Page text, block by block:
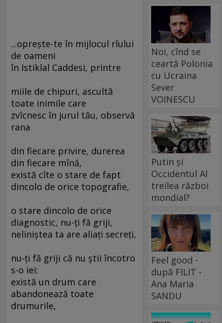
...opreşte-te în mijlocul rîului
de oameni
în Istiklal Caddesi, printre
miile de chipuri, ascultă
toate inimile care
zvîcnesc în jurul tău, observă
rana
din fiecare privire, durerea
din fiecare mînă,
există cîte o stare de fapt
dincolo de orice topografie,
o stare dincolo de orice
diagnostic, nu-ţi fă griji,
neliniştea ta are aliaţi secreţi,
nu-ţi fă griji că nu ştii încotro
s-o iei:
există un drum care
abandonează toate
drumurile,
Noi, cînd se
ceartă Polonia
cu Ucraina
Sever
VOINESCU
Putin și
Occidentul Al
treilea război
mondial?
Feel good -
după FILIT -
Ana Maria
SANDU